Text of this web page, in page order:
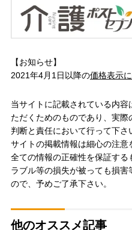
【お知らせ】
2021年4月1日以降の価格表示
当サイトに記載されている内
ただくためのものであり、実
判断と責任において行って下
サイトの掲載情報は細心の注
全ての情報の正確性を保証する
ラブル等の損失が被っても損
ので、予めご了承下さい。
他のオススメ記事